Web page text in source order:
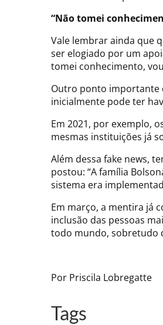
“Não tomei
Vale lembrar ainda que
ser elogiado por um
tomei conhecimento,
Outro ponto importante
inicialmente pode ter
Em 2021, por exemplo,
mesmas instituições já
Além dessa fake news,
postou: “A família
sistema era
Em março, a mentira já
inclusão das pessoas
todo mundo, sobretudo
Por Priscila Lobregatte
Tags